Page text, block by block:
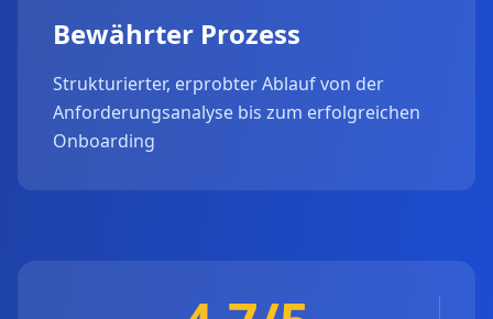
Bewährter Prozess
Strukturierter, erprobter Ablauf von der
Anforderungsanalyse bis zum erfolgreichen
Onboarding